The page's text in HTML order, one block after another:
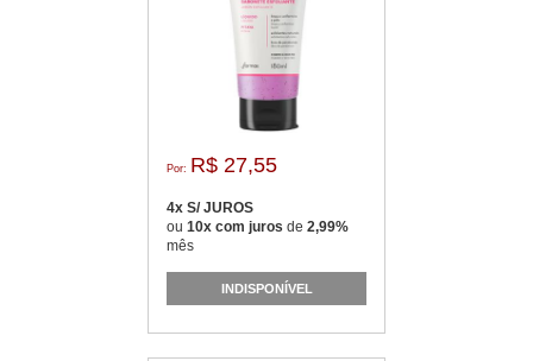
Por: R$ 27,55
4x S/ JUROS
ou 10x com juros de 2,99%
mês
INDISPONÍVEL